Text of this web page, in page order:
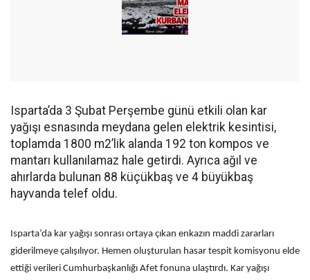
Isparta’da 3 Şubat Perşembe günü etkili olan kar
yağışı esnasında meydana gelen elektrik kesintisi,
toplamda 1800 m2’lik alanda 192 ton kompos ve
mantarı kullanılamaz hale getirdi. Ayrıca ağıl ve
ahırlarda bulunan 88 küçükbaş ve 4 büyükbaş
hayvanda telef oldu.
Isparta’da kar yağışı sonrası ortaya çıkan enkazın maddi zararları
giderilmeye çalışılıyor. Hemen oluşturulan hasar tespit komisyonu elde
ettiği verileri Cumhurbaşkanlığı Afet fonuna ulaştırdı. Kar yağışı